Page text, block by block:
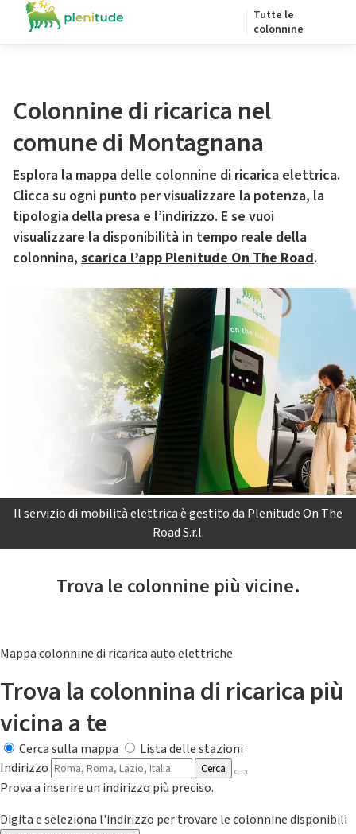
Tutte le
colonnine
Colonnine di ricarica nel
comune di Montagnana
Esplora la mappa delle colonnine di ricarica elettrica.
Clicca su ogni punto per visualizzare la potenza, la
tipologia della presa e l’indirizzo. E se vuoi
visualizzare la disponibilità in tempo reale della
colonnina, scarica l’app Plenitude On The Road.
Il servizio di mobilità elettrica è gestito da Plenitude On The
Road S.r.l.
Trova le colonnine più vicine.
Mappa colonnine di ricarica auto elettriche
Trova la colonnina di ricarica più
vicina a te
Cerca sulla mappa
Lista delle stazioni
Indirizzo
Cerca
Prova a inserire un indirizzo più preciso.
Digita e seleziona l'indirizzo per trovare le colonnine disponibili